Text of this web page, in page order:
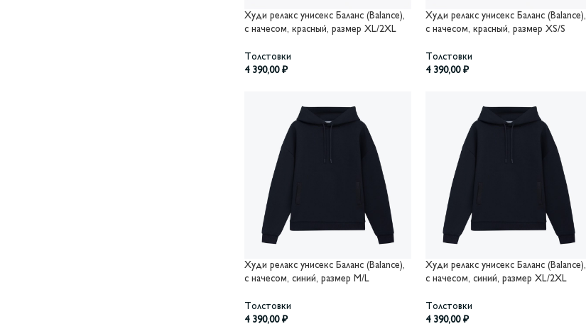
Худи релакс унисекс Баланс (Balance),
с начесом, красный, размер XL/2XL
Толстовки
4 390,00 ₽
Худи релакс унисекс Баланс (Balance),
с начесом, красный, размер XS/S
Толстовки
4 390,00 ₽
Худи релакс унисекс Баланс (Balance),
с начесом, синий, размер M/L
Толстовки
4 390,00 ₽
Худи релакс унисекс Баланс (Balance),
с начесом, синий, размер XL/2XL
Толстовки
4 390,00 ₽